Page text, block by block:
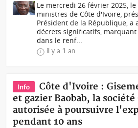
Le mercredi 26 février 2025, le
ministres de Côte d'Ivoire,
Président de la République, a
décrets significatifs,
dans le renf...
il y a 1 an
Info
Côte d'Ivoire :
et gazier Baobab, la société
autorisée à poursuivre
pendant 10 ans